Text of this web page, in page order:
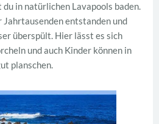
in natürlichen Lavapools baden.
Jahrtausenden entstanden und
überspült. Hier lässt es sich
und auch Kinder können in
planschen.